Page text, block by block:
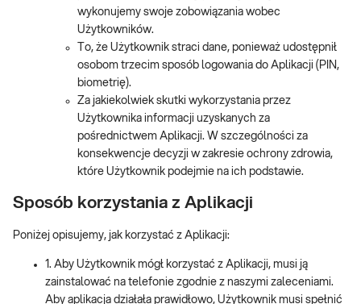
wykonujemy swoje zobowiązania wobec
Użytkowników.
To, że Użytkownik straci dane, ponieważ udostępnił
osobom trzecim sposób logowania do Aplikacji (PIN,
biometrię).
Za jakiekolwiek skutki wykorzystania przez
Użytkownika informacji uzyskanych za
pośrednictwem Aplikacji. W szczególności za
konsekwencje decyzji w zakresie ochrony zdrowia,
które Użytkownik podejmie na ich podstawie.
Sposób korzystania z Aplikacji
Poniżej opisujemy, jak korzystać z Aplikacji:
1. Aby Użytkownik mógł korzystać z Aplikacji, musi ją
zainstalować na telefonie zgodnie z naszymi zaleceniami.
Aby aplikacja działała prawidłowo, Użytkownik musi spełnić